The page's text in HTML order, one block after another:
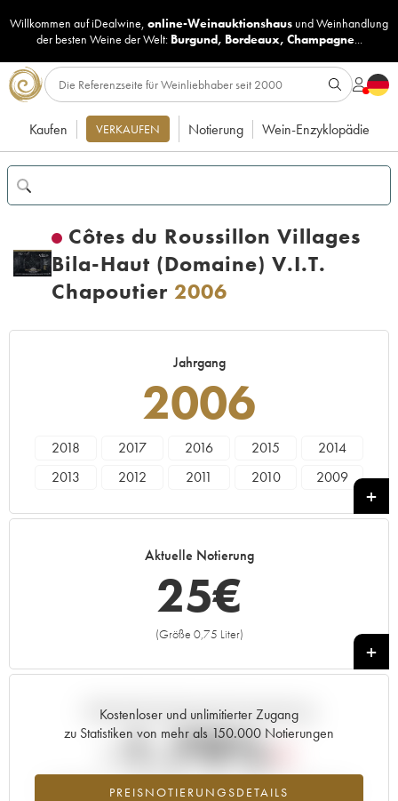
Willkommen auf iDealwine, online-Weinauktionshaus undWeinhandlung
der besten Weine der Welt: Burgund, Bordeaux, Champagne...
Kaufen VERKAUFEN Notierung Wein-Enzyklopädie
Côtes du Roussillon Villages
Bila-Haut (Domaine) V.I.T.
Chapoutier 2006
Jahrgang
2006
2018 2017 2016 2015
2014
2013
2012 2011 2010
2009
Aktuelle Notierung
25€
(Größe 0,75 Liter)
+
Kostenloser und unlimitierter Zugang
zu Statistiken von mehr als 150.000 Notierungen
PREISNOTIERUNGSDETAILS
Aktuelle Entwicklung der Preisnotierung
-1.79%
Preisabfall des Jahrgangs 2006 im Jahr 2026 im Vergleich zum